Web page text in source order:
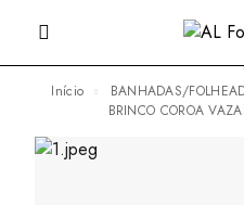
Início BANHADAS/
BRINCO COROA